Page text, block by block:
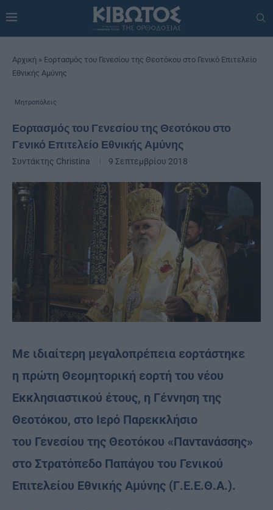
Αρχική » Εορτασμός του Γενεσίου της Θεοτόκου στο Γενικό Επιτελείο
Εθνικής Αμύνης
Μητροπόλεις
Εορτασμός του Γενεσίου της Θεοτόκου στο
Γενικό Επιτελείο Εθνικής Αμύνης
Συντάκτης Christina 9 Σεπτεμβρίου 2018
Με ιδιαίτερη μεγαλοπρέπεια εορτάστηκε
η πρώτη Θεομητορική εορτή του νέου
Εκκλησιαστικού έτους, η Γέννηση της
Θεοτόκου, στο Ιερό Παρεκκλήσιο
του Γενεσίου της Θεοτόκου «Παντανάσσης»
στο Στρατόπεδο Παπάγου του Γενικού
Επιτελείου Εθνικής Αμύνης (Γ.Ε.Ε.Θ.Α.).